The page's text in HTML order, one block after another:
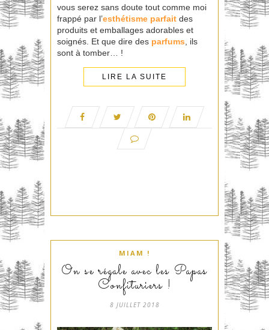
vous serez sans doute tout comme moi
frappé par l’esthétisme parfait des
produits et emballages adorables et
soignés. Et que dire des parfums , ils
sont à tomber… !
LIRE LA SUITE
MIAM !
On se régale avec les Papas
Confituriers !
8 JUILLET 2018